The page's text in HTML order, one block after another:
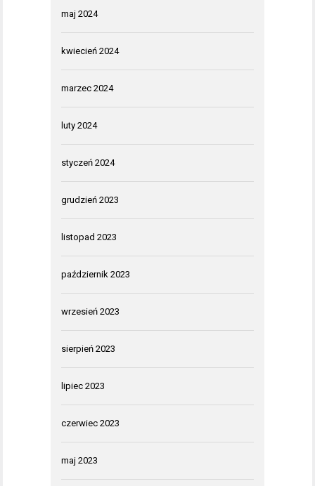
maj 2024
kwiecień 2024
marzec 2024
luty 2024
styczeń 2024
grudzień 2023
listopad 2023
październik 2023
wrzesień 2023
sierpień 2023
lipiec 2023
czerwiec 2023
maj 2023